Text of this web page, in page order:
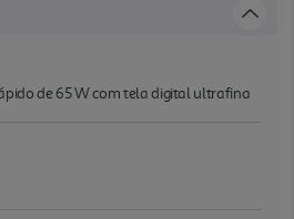
de 65 W com tela digital ultrafina